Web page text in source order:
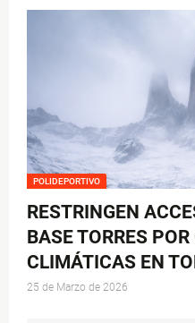
POLIDEPORTIVO
RESTRINGEN
BASE TORRES
CLIMÁTICAS EN
25 de Marzo de 2026